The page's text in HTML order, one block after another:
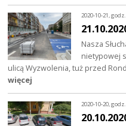
2020-10-21,
Nasza
nietypowej
ulicą Wyzwolenia, tuż przed
więcej
2020-10-20,